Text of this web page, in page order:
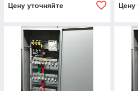
Цену уточняйте Цену